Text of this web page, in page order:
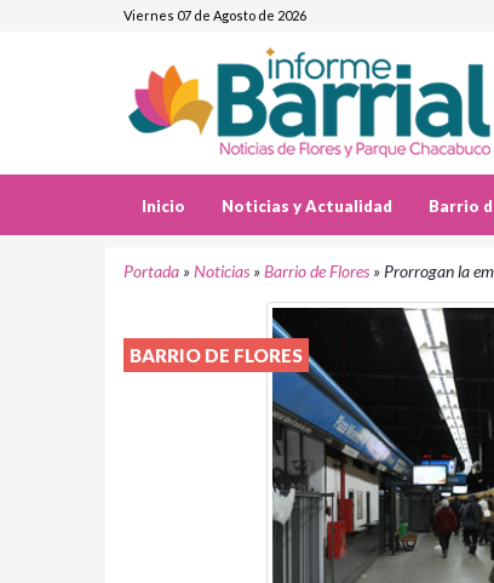
Viernes 07 de Agosto de 2026
Inicio Noticias y Actualidad Barrio
Portada »Noticias »Barrio de Flores » Prorrogan la
BARRIO DE FLORES